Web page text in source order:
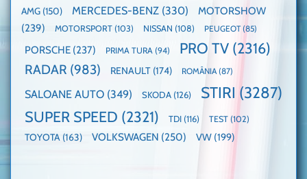
AMG (150) MERCEDES-BENZ (330)
MOTORSHOW
(239)
MOTORSPORT (103) NISSAN (108) PEUGEOT(85)
PORSCHE (237) PRIMA TURA (94) PRO TV (2316)
RADAR (983) RENAULT (174) ROMÂNIA (87)
SALOANE AUTO (349) SKODA (126) STIRI (3287)
SUPER SPEED (2321) TDI (116) TEST (102)
TOYOTA (163) VOLKSWAGEN (250) VW (199)